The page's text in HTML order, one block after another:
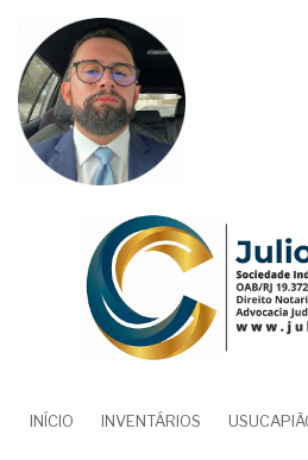
para
conteúdo
principal
NAVEGAÇÃO
PRINCIPAL
INÍCIO INVENTÁRIOS